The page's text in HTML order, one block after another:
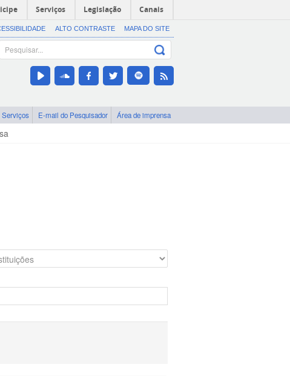
Serviços Legislação Canais
ALTO CONTRASTE MAPA DO SITE
Serviços E-mail do Pesquisador Área de imprensa